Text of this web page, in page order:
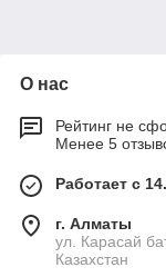
О нас
Рейтинг не
Менее 5
Работает с
г. Алматы
ул. Карасай
Казахстан